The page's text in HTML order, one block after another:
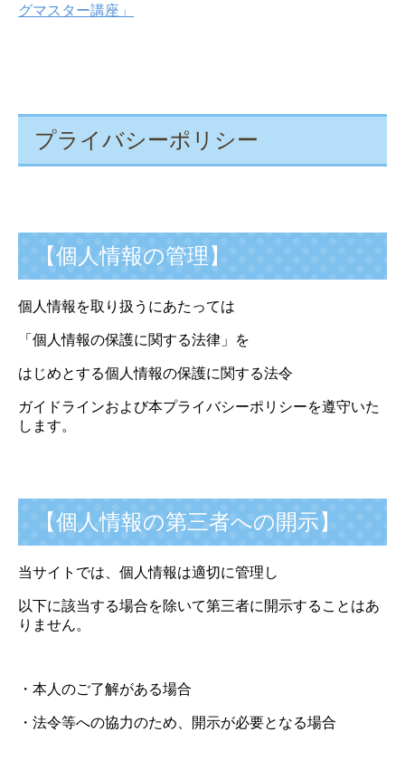
グマスター講座」
プライバシーポリシー
【個人情報の管理】
個人情報を取り扱うにあたっては
「個人情報の保護に関する法律」を
はじめとする個人情報の保護に関する法令
ガイドラインおよび本プライバシーポリシーを遵守いた
します。
【個人情報の第三者への開示】
当サイトでは、個人情報は適切に管理し
以下に該当する場合を除いて第三者に開示することはあ
りません。
・本人のご了解がある場合
・法令等への協力のため、開示が必要となる場合